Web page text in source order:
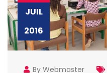
JUIL
2016
By Webmaster